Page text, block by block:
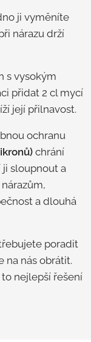
ji vyměníte
nárazu drží
s vysokým
přidat 2 cl mycí
její přilnavost.
ochranu
chrání
ji sloupnout a
a dlouhá
poradit
na nás obrátit.
nejlepší řešení